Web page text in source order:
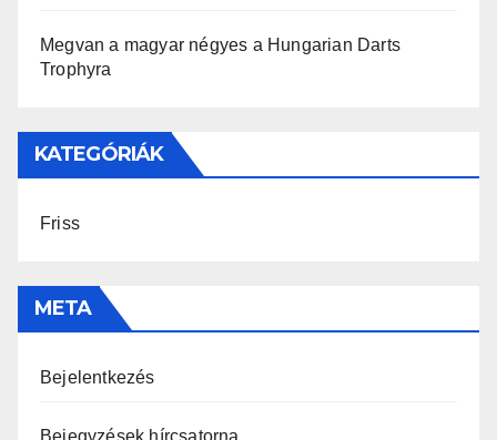
Megvan a magyar négyes a Hungarian Darts
Trophyra
KATEGÓRIÁK
Friss
META
Bejelentkezés
Bejegyzések hírcsatorna